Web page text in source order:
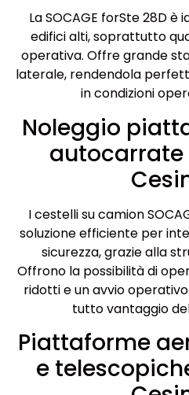
La SOCAGE forSte 28D
edifici alti, soprattutto
operativa. Offre grande
laterale, rendendola
in condizioni
Noleggio
autocarrate
I cestelli su camion
soluzione efficiente per
sicurezza, grazie alla
Offrono la possibilità di
ridotti e un avvio
tutto vantaggio
Piattaforme
e